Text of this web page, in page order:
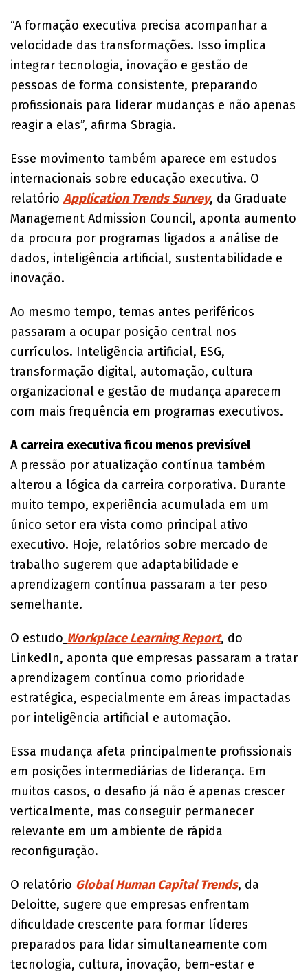
“A formação executiva precisa acompanhar a
velocidade das transformações. Isso implica
integrar tecnologia, inovação e gestão de
pessoas de forma consistente, preparando
profissionais para liderar mudanças e não apenas
reagir a elas”, afirma Sbragia.
Esse movimento também aparece em estudos
internacionais sobre educação executiva. O
relatório Application Trends Survey, da Graduate
Management Admission Council, aponta aumento
da procura por programas ligados a análise de
dados, inteligência artificial, sustentabilidade e
inovação.
Ao mesmo tempo, temas antes periféricos
passaram a ocupar posição central nos
currículos. Inteligência artificial, ESG,
transformação digital, automação, cultura
organizacional e gestão de mudança aparecem
com mais frequência em programas executivos.
A carreira executiva ficou menos previsível
A pressão por atualização contínua também
alterou a lógica da carreira corporativa. Durante
muito tempo, experiência acumulada em um
único setor era vista como principal ativo
executivo. Hoje, relatórios sobre mercado de
trabalho sugerem que adaptabilidade e
aprendizagem contínua passaram a ter peso
semelhante.
O estudo Workplace Learning Report, do
LinkedIn, aponta que empresas passaram a tratar
aprendizagem contínua como prioridade
estratégica, especialmente em áreas impactadas
por inteligência artificial e automação.
Essa mudança afeta principalmente profissionais
em posições intermediárias de liderança. Em
muitos casos, o desafio já não é apenas crescer
verticalmente, mas conseguir permanecer
relevante em um ambiente de rápida
reconfiguração.
O relatório Global Human Capital Trends, da
Deloitte, sugere que empresas enfrentam
dificuldade crescente para formar líderes
preparados para lidar simultaneamente com
tecnologia, cultura, inovação, bem-estar e